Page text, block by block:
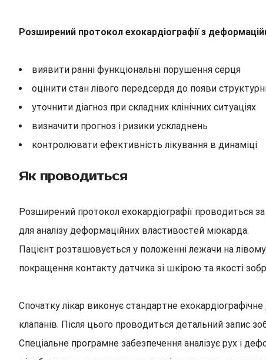
Розширений протокол ехокардіографії з
виявити ранні функціональні порушення серця
оцінити стан лівого передсердя до появи
уточнити діагноз при складних клінічних ситуаціях
визначити прогноз і ризики ускладнень
контролювати ефективність лікування в динаміці
Як проводиться
Розширений протокол ехокардіографії проводиться
для аналізу деформаційних властивостей міокарда.
Пацієнт розташовується у положенні лежачи на
покращення контакту датчика зі шкірою та якості
Спочатку лікар виконує стандартне
клапанів. Після цього проводиться детальний запис
Спеціальне програмне забезпечення аналізує рух і